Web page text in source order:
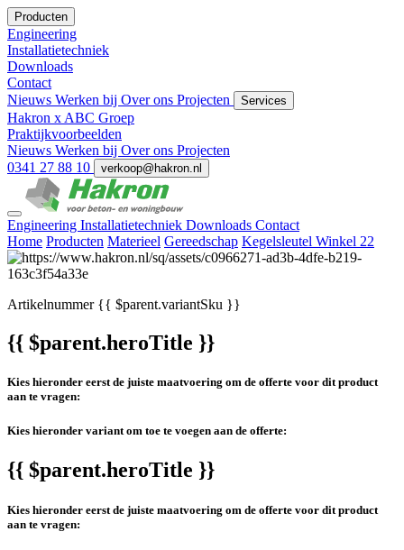
Producten
Engineering
Installatietechniek
Downloads
Contact
Nieuws Werken bij Over ons Projecten Services
Hakron x ABC Groep
Praktijkvoorbeelden
Nieuws Werken bij Over ons Projecten
0341 27 88 10
verkoop@hakron.nl
Engineering Installatietechniek Downloads Contact
Home Producten Materieel Gereedschap Kegelsleutel Winkel 22
Artikelnummer{{ $parent.variantSku }}
{{ $parent.heroTitle }}
Kies hieronder eerst de juiste maatvoering om de offerte voor dit product
aan te vragen:
Kies hieronder variant om toe te voegen aan de offerte:
{{ $parent.heroTitle }}
Kies hieronder eerst de juiste maatvoering om de offerte voor dit product
aan te vragen: